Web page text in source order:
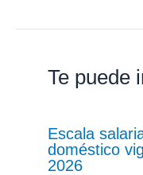
Te puede
Escala
doméstico
2026